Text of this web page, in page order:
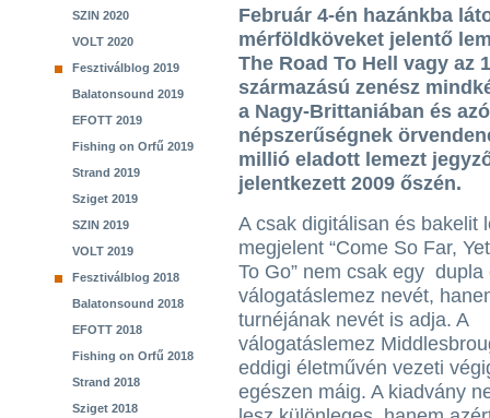
SZIN 2020
VOLT 2020
Fesztiválblog 2019
Balatonsound 2019
EFOTT 2019
Fishing on Orfű 2019
Strand 2019
Sziget 2019
SZIN 2019
VOLT 2019
Fesztiválblog 2018
Balatonsound 2018
EFOTT 2018
Fishing on Orfű 2018
Strand 2018
Sziget 2018
Február 4-én hazánkba
mérföldköveket jelentő
The Road To Hell vagy az
származású zenész
a Nagy-Brittaniában és
népszerűségnek
millió eladott lemezt
jelentkezett 2009 őszén.
A csak digitálisan és bakelit
megjelent “Come So Far,
To Go” nem csak egy dupla
válogatáslemez nevét,
turnéjának nevét is adja. A
válogatáslemez
eddigi életművén vezeti
egészen máig. A kiadvány